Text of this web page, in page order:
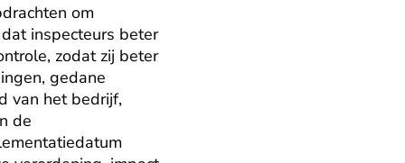
om
inspecteurs beter
zodat zij beter
gedane
van het bedrijf,
de